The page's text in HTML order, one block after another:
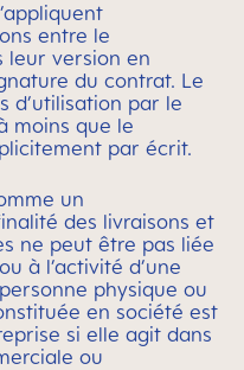
entre le
leur version en
du contrat. Le
d’utilisation par le
moins que le
par écrit.
un
des livraisons et
ne peut être pas liée
à l’activité d’une
physique ou
en société est
si elle agit dans
ou